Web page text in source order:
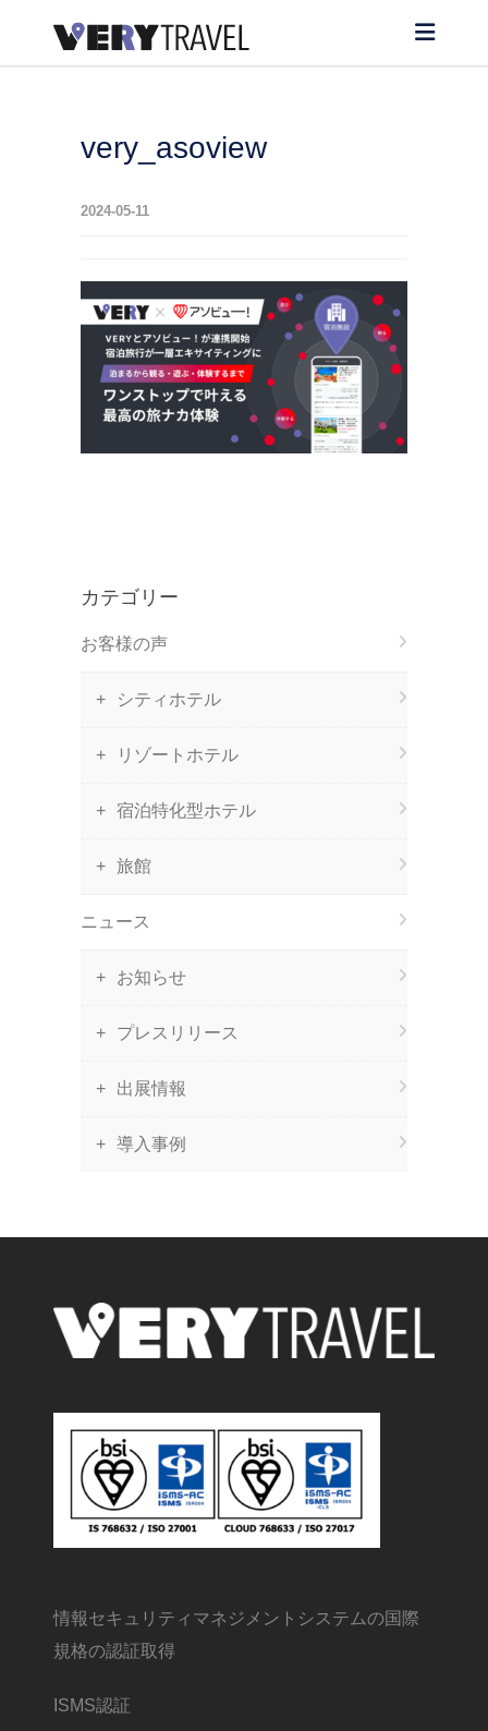
very_asoview
2024-05-11
カテゴリー
お客様の声
シティホテル
リゾートホテル
宿泊特化型ホテル
旅館
ニュース
お知らせ
プレスリリース
出展情報
導入事例
情報セキュリティマネジメントシステムの国際
規格の認証取得
ISMS認証